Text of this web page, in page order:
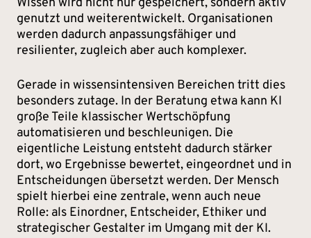
Wissen wird nicht nur gespeichert, sondern aktiv
genutzt und weiterentwickelt. Organisationen
werden dadurch anpassungsfähiger und
resilienter, zugleich aber auch komplexer.
Gerade in wissensintensiven Bereichen tritt dies
besonders zutage. In der Beratung etwa kann KI
große Teile klassischer Wertschöpfung
automatisieren und beschleunigen. Die
eigentliche Leistung entsteht dadurch stärker
dort, wo Ergebnisse bewertet, eingeordnet und in
Entscheidungen übersetzt werden. Der Mensch
spielt hierbei eine zentrale, wenn auch neue
Rolle: als Einordner, Entscheider, Ethiker und
strategischer Gestalter im Umgang mit der KI.